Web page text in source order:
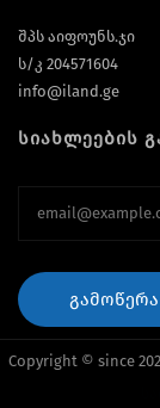
შპს აიფოუნს.ჯი
ს/კ 204571604
info@iland.ge
სიახლეების
ᲒᲐᲛᲝᲬᲔᲠᲐ
Copyright © since